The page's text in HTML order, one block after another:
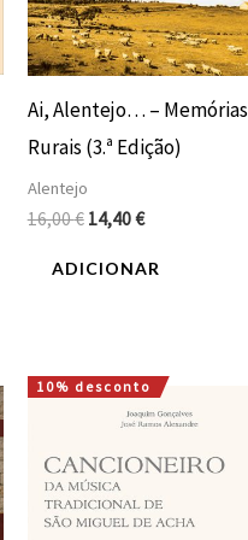
Ai, Alentejo… – Memórias
Rurais (3.ª Edição)
Alentejo
16,00€ 14,40€
ADICIONAR
10% desconto
O
preço
era:
20,00 €.
O
preço
é: